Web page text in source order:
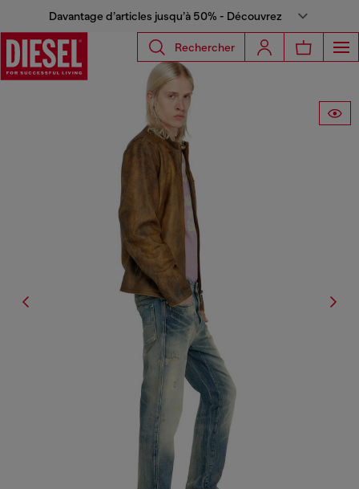
Davantage d’articles jusqu’à 50% - Découvrez
Rechercher